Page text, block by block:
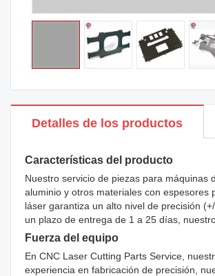
Detalles de los productos
Características del producto
Nuestro servicio de piezas para máquinas
aluminio y otros materiales con
láser garantiza un alto nivel de precisión
un plazo de entrega de 1 a 25 días,
Fuerza del equipo
En CNC Laser Cutting Parts Service,
experiencia en fabricación de precisión,